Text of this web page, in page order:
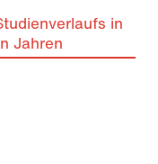
in
Jahren